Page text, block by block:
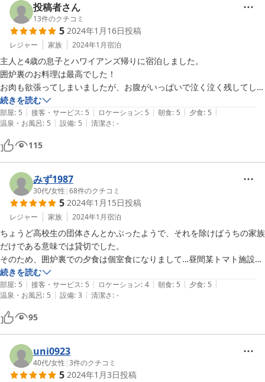
さい子連れの場合夜は男性側の利用をおすすめします。
客室はお値段相応なので客室に重点を置くと期待外れになるかもしれま
せん。
トイレから手を洗いに行くまでが遠いです。
後、たまたまかと思いますが2部屋の内1部屋(301)でてんとう虫が大量
に発生してました。
害は無いので我が家は気にしませんが気にする方はお気を付け下さい。
このお値段で食事も温泉も最高の宿はあまり無いのでとても気に入りま
した！
投稿者さん
13件のクチコミ
5 2024年1月16日投稿
レジャー 家族 2024年1月宿泊
主人と4歳の息子とハワイアンズ帰りに宿泊しました。
囲炉裏のお料理は最高でした！
お肉も欲張ってしまいましたが、お腹がいっぱいで泣く泣く残してしま
いました…
すみませんでした。
焼き物ももちろん美味しかったのですが、きのこの混ぜご飯と田舎汁が
最高に美味しくて、感動でした。
お風呂もとろとろのお湯で温まり、体ほかほかでした。
子供に浴衣やスリーパーを貸して頂き、大変嬉しかったです。
チェックアウトの際もお心遣い頂き主人も息子もまた来たいと言ってい
ました。
子供にも優しく接して頂いて、ありがとうございました。
続きを読む
部屋: 5 | 接客・サービス: 5 | ロケーション: 5 | 朝食: 5 | 夕食: 5 |
温泉・お風呂: 5 | 設備: 5 | 清潔さ: -
115
みず1987
30代/女性 |68件のクチコミ
5 2024年1月15日投稿
レジャー 家族 2024年1月宿泊
ちょうど高校生の団体さんとかぶったようで、それを除けばうちの家族
だけである意味では貸切でした。
そのため、囲炉裏での夕食は個室食になりまして…昼間某トマト施設で
食べ放題したのを後悔するくらい、お食事は美味しくいただきました。
使っている水も鉱泉なのか、ご飯がとても美味しかったです。
温泉は鉱泉を沸かしているようですが、シャワーも鉱泉なので頭から足
の先までツルツルになれます！
※２箇所あるうちの１箇所の浴場のみ。宿泊すると入れ替えがあるの
で、ツルツルシャワーを体感できます
次はもっとお腹を空かせて行こう…温泉を堪能するなら断然宿泊です！
続きを読む
部屋: 5 | 接客・サービス: 5 | ロケーション: 4 | 朝食: 5 | 夕食: 5 |
温泉・お風呂: 5 | 設備: 3 | 清潔さ: -
95
uni0923
40代/女性 |3件のクチコミ
5 2024年1月3日投稿